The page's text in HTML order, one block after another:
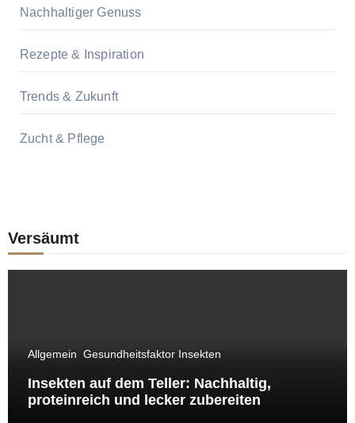
Nachhaltiger Genuss
Rezepte & Inspiration
Trends & Zukunft
Zucht & Pflege
Versäumt
Allgemein Gesundheitsfaktor Insekten
Insekten auf dem Teller: Nachhaltig,
proteinreich und lecker zubereiten